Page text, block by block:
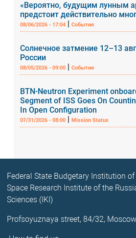
«Вероятно, будущим лунным
предстоит действительно
08/06/2026 - 17:04 |События
Солнечное затмение 12–13
России
08/05/2026 - 09:00 |События
BTN-Neutron Experiment
Segment of ISS Goes On
In Open Configuration
07/31/2026 - 08:00 |Mission Status
Federal State Budgetary Institution of
Space Research Institute of the
Sciences (IKI)
Profsoyuznaya street, 84/32,